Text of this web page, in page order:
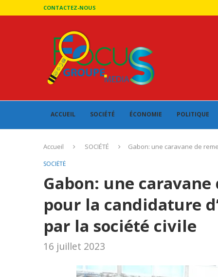
CONTACTEZ-NOUS
ACCUEIL SOCIÉTÉ ÉCONOMIE POLITIQUE
Accueil SOCIÉTÉ Gabon: une caravane de
SOCIÉTÉ
Gabon: une
pour la candidature
par la société civile
16 juillet 2023